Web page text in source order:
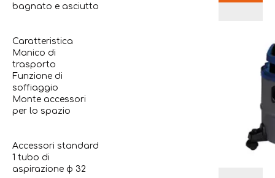
bagnato e asciutto
Caratteristica
Manico di
trasporto
Funzione di
soffiaggio
Monte accessori
per lo spazio
Accessori standard
1 tubo di
aspirazione φ 32